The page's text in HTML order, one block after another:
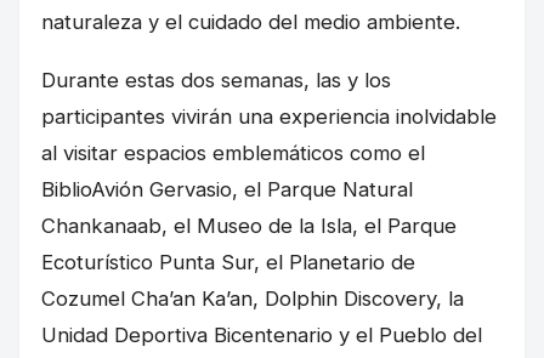
naturaleza y el cuidado del medio ambiente.
Durante estas dos semanas, las y los
participantes vivirán una experiencia inolvidable
al visitar espacios emblemáticos como el
BiblioAvión Gervasio, el Parque Natural
Chankanaab, el Museo de la Isla, el Parque
Ecoturístico Punta Sur, el Planetario de
Cozumel Cha’an Ka’an, Dolphin Discovery, la
Unidad Deportiva Bicentenario y el Pueblo del